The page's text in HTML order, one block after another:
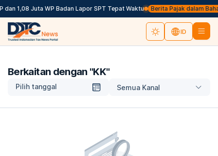
dan 1,08 Juta WP Badan Lapor SPT Tepat Waktu Berita Pajak dalam
ID
Berkaitan dengan "KK"
Pilih tanggal Semua Kanal